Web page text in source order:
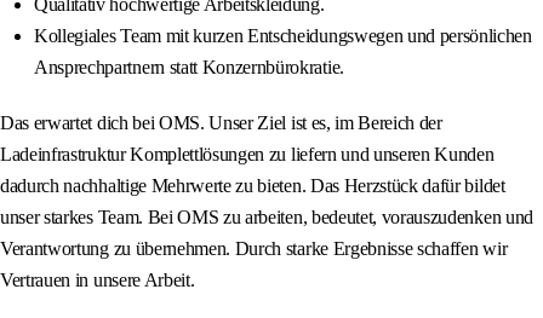
Qualitativ hochwertige Arbeitskleidung.
Kollegiales Team mit kurzen Entscheidungswegen und persönlichen
Ansprechpartnern statt Konzernbürokratie.
Das erwartet dich bei OMS. Unser Ziel ist es, im Bereich der
Ladeinfrastruktur Komplettlösungen zu liefern und unseren Kunden
dadurch nachhaltige Mehrwerte zu bieten. Das Herzstück dafür bildet
unser starkes Team. Bei OMS zu arbeiten, bedeutet, vorauszudenken und
Verantwortung zu übernehmen. Durch starke Ergebnisse schaffen wir
Vertrauen in unsere Arbeit.